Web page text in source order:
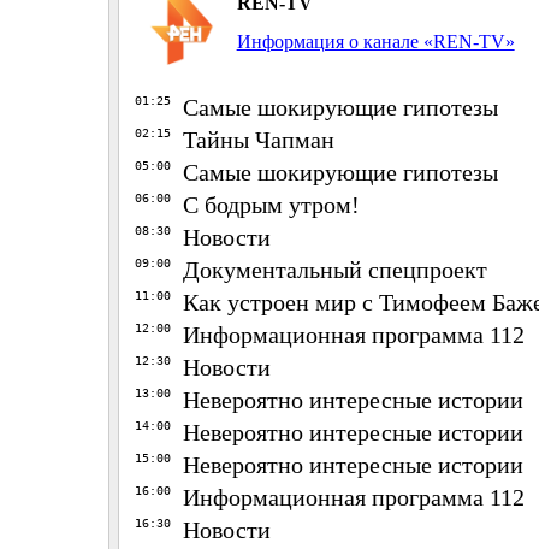
Информация о канале «REN-TV»
01:25 Самые шокирующие гипотезы
02:15 Тайны Чапман
05:00 Самые шокирующие гипотезы
06:00 С бодрым утром!
08:30 Новости
09:00 Документальный спецпроект
11:00 Как устроен мир с Тимофеем
12:00 Информационная программа 112
12:30 Новости
13:00 Невероятно интересные истории
14:00 Невероятно интересные истории
15:00 Невероятно интересные истории
16:00 Информационная программа 112
16:30 Новости